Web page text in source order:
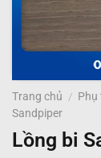
Trang chủ / Phụ
Sandpiper
Lồng bi